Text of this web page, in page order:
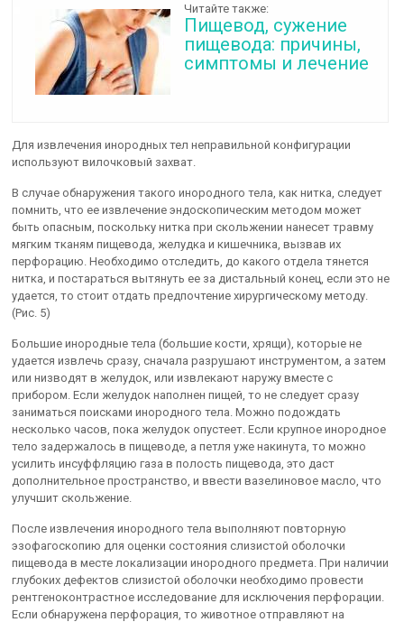
Читайте также:
Пищевод, сужение
пищевода: причины,
симптомы и лечение
Для извлечения инородных тел неправильной конфигурации
используют вилочковый захват.
В случае обнаружения такого инородного тела, как нитка, следует
помнить, что ее извлечение эндоскопическим методом может
быть опасным, поскольку нитка при скольжении нанесет травму
мягким тканям пищевода, желудка и кишечника, вызвав их
перфорацию. Необходимо отследить, до какого отдела тянется
нитка, и постараться вытянуть ее за дистальный конец, если это не
удается, то стоит отдать предпочтение хирургическому методу.
(Рис. 5)
Большие инородные тела (большие кости, хрящи), которые не
удается извлечь сразу, сначала разрушают инструментом, а затем
или низводят в желудок, или извлекают наружу вместе с
прибором. Если желудок наполнен пищей, то не следует сразу
заниматься поисками инородного тела. Можно подождать
несколько часов, пока желудок опустеет. Если крупное инородное
тело задержалось в пищеводе, а петля уже накинута, то можно
усилить инсуффляцию газа в полость пищевода, это даст
дополнительное пространство, и ввести вазелиновое масло, что
улучшит скольжение.
После извлечения инородного тела выполняют повторную
эзофагоскопию для оценки состояния слизистой оболочки
пищевода в месте локализации инородного предмета. При наличии
глубоких дефектов слизистой оболочки необходимо провести
рентгеноконтрастное исследование для исключения перфорации.
Если обнаружена перфорация, то животное отправляют на